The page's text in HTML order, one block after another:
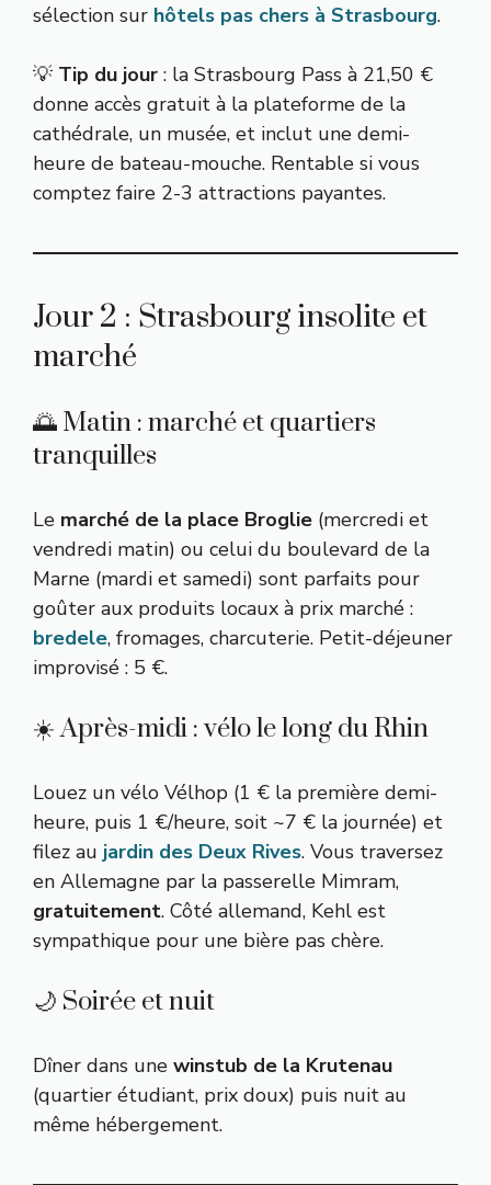
sélection sur hôtels pas chers à Strasbourg.
💡 Tip du jour : la Strasbourg Pass à 21,50 €
donne accès gratuit à la plateforme de la
cathédrale, un musée, et inclut une demi-
heure de bateau-mouche. Rentable si vous
comptez faire 2-3 attractions payantes.
Jour 2 : Strasbourg insolite et
marché
🌅 Matin : marché et quartiers
tranquilles
Le marché de la place Broglie (mercredi et
vendredi matin) ou celui du boulevard de la
Marne (mardi et samedi) sont parfaits pour
goûter aux produits locaux à prix marché :
bredele, fromages, charcuterie. Petit-déjeuner
improvisé : 5 €.
☀️ Après-midi : vélo le long du Rhin
Louez un vélo Vélhop (1 € la première demi-
heure, puis 1 €/heure, soit ~7 € la journée) et
filez au jardin des Deux Rives. Vous traversez
en Allemagne par la passerelle Mimram,
gratuitement. Côté allemand, Kehl est
sympathique pour une bière pas chère.
🌙 Soirée et nuit
Dîner dans une winstub de la Krutenau
(quartier étudiant, prix doux) puis nuit au
même hébergement.